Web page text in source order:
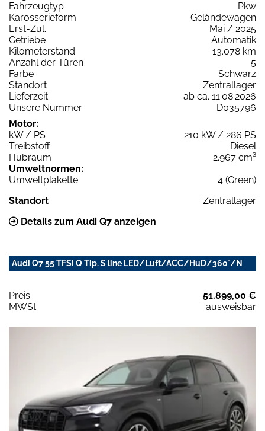
Fahrzeugtyp
Pkw
Karosserieform
Geländewagen
Erst-Zul.
Mai / 2025
Getriebe
Automatik
Kilometerstand
13.078 km
Anzahl der Türen
5
Farbe
Schwarz
Standort
Zentrallager
Lieferzeit
ab ca. 11.08.2026
Unsere Nummer
D035796
Motor:
kW / PS
210 kW / 286 PS
Treibstoff
Diesel
Hubraum
2.967 cm³
Umweltnormen:
Umweltplakette
4 (Green)
Standort
Zentrallager
Details zum Audi Q7 anzeigen
Audi Q7 55 TFSI Q Tip. S line LED/Luft/ACC/HuD/360°/N
Preis:
51.899,00 €
MWSt:
ausweisbar